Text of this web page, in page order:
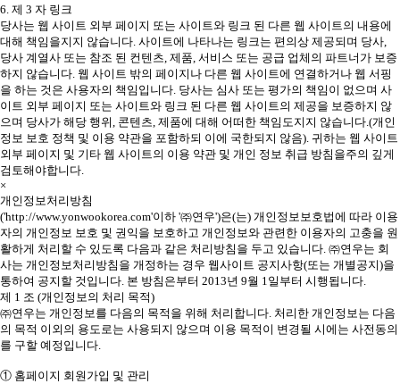
6. 제 3 자 링크
당사는 웹 사이트 외부 페이지 또는 사이트와 링크 된 다른 웹 사이트의 내용에
대해 책임을지지 않습니다. 사이트에 나타나는 링크는 편의상 제공되며 당사,
당사 계열사 또는 참조 된 컨텐츠, 제품, 서비스 또는 공급 업체의 파트너가 보증
하지 않습니다. 웹 사이트 밖의 페이지나 다른 웹 사이트에 연결하거나 웹 서핑
을 하는 것은 사용자의 책임입니다. 당사는 심사 또는 평가의 책임이 없으며 사
이트 외부 페이지 또는 사이트와 링크 된 다른 웹 사이트의 제공을 보증하지 않
으며 당사가 해당 행위, 콘텐츠, 제품에 대해 어떠한 책임도지지 않습니다.(개인
정보 보호 정책 및 이용 약관을 포함하되 이에 국한되지 않음). 귀하는 웹 사이트
외부 페이지 및 기타 웹 사이트의 이용 약관 및 개인 정보 취급 방침을주의 깊게
검토해야합니다.
×
개인정보처리방침
('http://www.yonwookorea.com'이하 '㈜연우')은(는) 개인정보보호법에 따라 이용
자의 개인정보 보호 및 권익을 보호하고 개인정보와 관련한 이용자의 고충을 원
활하게 처리할 수 있도록 다음과 같은 처리방침을 두고 있습니다. ㈜연우는 회
사는 개인정보처리방침을 개정하는 경우 웹사이트 공지사항(또는 개별공지)을
통하여 공지할 것입니다. 본 방침은부터 2013년 9월 1일부터 시행됩니다.
제 1 조 (개인정보의 처리 목적)
㈜연우는 개인정보를 다음의 목적을 위해 처리합니다. 처리한 개인정보는 다음
의 목적 이외의 용도로는 사용되지 않으며 이용 목적이 변경될 시에는 사전동의
를 구할 예정입니다.
① 홈페이지 회원가입 및 관리